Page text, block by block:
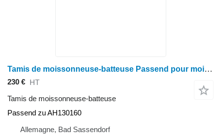
Tamis de moissonneuse-batteuse Passend pour moissonneuse-batteuse John Deere 9400 Maximizer9450950095109550CTSCTS II
230 € HT
Tamis de moissonneuse-batteuse
Passend zu AH130160
Allemagne, Bad Sassendorf